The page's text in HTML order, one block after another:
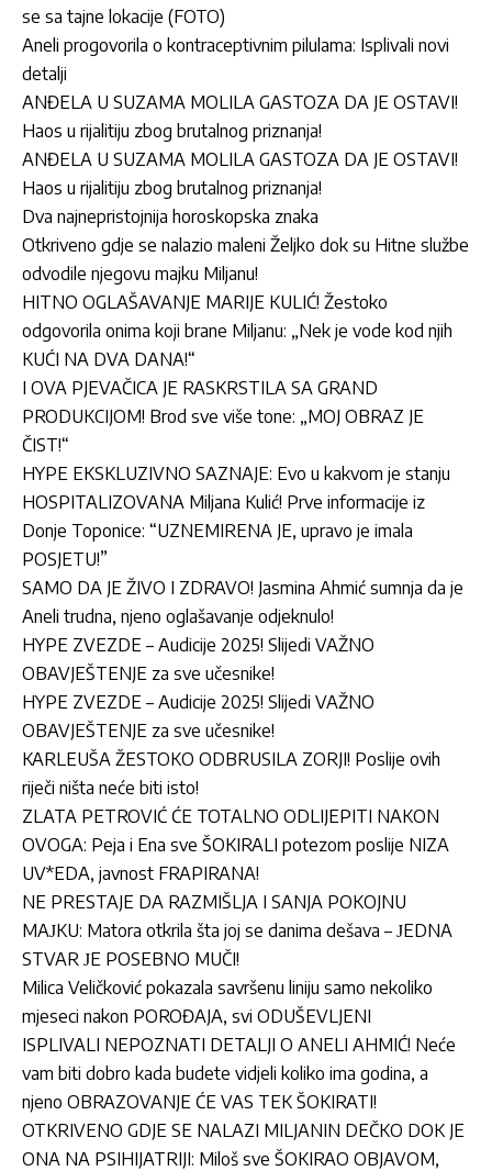
se sa tajne lokacije (FOTO)
Aneli progovorila o kontraceptivnim pilulama: Isplivali novi
detalji
ANĐELA U SUZAMA MOLILA GASTOZA DA JE OSTAVI!
Haos u rijalitiju zbog brutalnog priznanja!
ANĐELA U SUZAMA MOLILA GASTOZA DA JE OSTAVI!
Haos u rijalitiju zbog brutalnog priznanja!
Dva najnepristojnija horoskopska znaka
Otkriveno gdje se nalazio maleni Željko dok su Hitne službe
odvodile njegovu majku Miljanu!
HITNO OGLAŠAVANJE MARIJE KULIĆ! Žestoko
odgovorila onima koji brane Miljanu: „Nek je vode kod njih
KUĆI NA DVA DANA!“
I OVA PJEVAČICA JE RASKRSTILA SA GRAND
PRODUKCIJOM! Brod sve više tone: „MOJ OBRAZ JE
ČIST!“
HYPE EKSKLUZIVNO SAZNAJE: Evo u kakvom je stanju
HOSPITALIZOVANA Miljana Kulić! Prve informacije iz
Donje Toponice: “UZNEMIRENA JE, upravo je imala
POSJETU!”
SAMO DA JE ŽIVO I ZDRAVO! Jasmina Ahmić sumnja da je
Aneli trudna, njeno oglašavanje odjeknulo!
HYPE ZVEZDE – Audicije 2025! Slijedi VAŽNO
OBAVJEŠTENJE za sve učesnike!
HYPE ZVEZDE – Audicije 2025! Slijedi VAŽNO
OBAVJEŠTENJE za sve učesnike!
KARLEUŠA ŽESTOKO ODBRUSILA ZORJI! Poslije ovih
riječi ništa neće biti isto!
ZLATA PETROVIĆ ĆE TOTALNO ODLIJEPITI NAKON
OVOGA: Peja i Ena sve ŠOKIRALI potezom poslije NIZA
UV*EDA, javnost FRAPIRANA!
NE PRESTAJE DA RAZMIŠLJA I SANJA POKOJNU
MAЈKU: Matora otkrila šta joj se danima dešava – ЈEDNA
STVAR ЈE POSEBNO MUČI!
Milica Veličković pokazala savršenu liniju samo nekoliko
mjeseci nakon POROĐAJA, svi ODUŠEVLJENI
ISPLIVALI NEPOZNATI DETALJI O ANELI AHMIĆ! Neće
vam biti dobro kada budete vidjeli koliko ima godina, a
njeno OBRAZOVANJE ĆE VAS TEK ŠOKIRATI!
OTKRIVENO GDJE SE NALAZI MILJANIN DEČKO DOK JE
ONA NA PSIHIJATRIJI: Miloš sve ŠOKIRAO OBJAVOM,